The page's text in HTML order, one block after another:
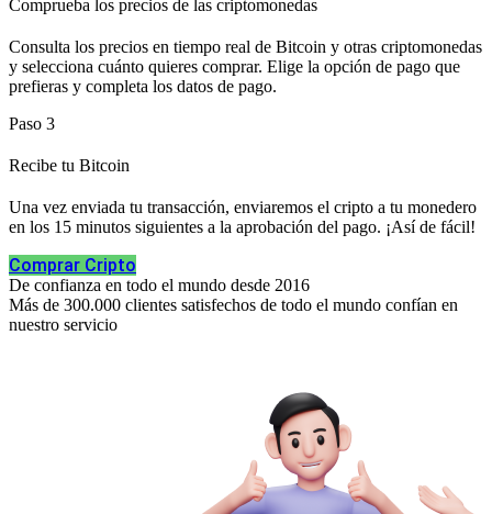
Comprueba los precios de las criptomonedas
Consulta los precios en tiempo real de Bitcoin y otras criptomonedas
y selecciona cuánto quieres comprar. Elige la opción de pago que
prefieras y completa los datos de pago.
Paso 3
Recibe tu Bitcoin
Una vez enviada tu transacción, enviaremos el cripto a tu monedero
en los 15 minutos siguientes a la aprobación del pago. ¡Así de fácil!
Comprar Cripto
De confianza en todo el mundo desde 2016
Más de 300.000 clientes satisfechos de todo el mundo confían en
nuestro servicio